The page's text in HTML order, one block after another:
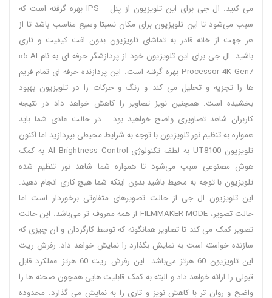
می کنید. ال جی برای این تلویزیون از پنل IPS بهره گرفته است که
سبب می‌شود تا این تلویزیون برای مکان نسبتا وسیع مناسب باشد تا از
هر جهت از خانه قادر به تماشای تلویزیون بدون افت کیفیت و تاری
باشید. ال جی برای این تلویزیون خود از پردازشگر حرفه ای به نام α5 AI
Processor 4K Gen7 بهره گرفته است. این پردازنده حرفه‌ ای تمام فریم‌
ها را تجزیه و تحلیل می کند و رنگ‌ و حرکات را در تلویزیون بهبود
بخشیده است. همچنین نویز تصاویر را کاهش خواهد داد در نتیجه
کاربران شاهد تصاویری واضح خواهید بود. در حالت عادی شما باید
همواره به تنظیم نور تلویزیون با توجه به شرایط محیطی بپردازید اما اکنون
تلویزیون UT8100 به لطف تکنولوژی AI Brightness Control به کمک
هوش مصنوعی سبب می‌شود تا همواره شما شاهد نور تنظیم شده
تلویزیون با توجه به محیط باشید بدون اینکه شما هیچ کاری انجام دهید.
این تلویزیون ال جی از حالت تصویرهای متفاوتی برخوردار است اما
حالت تصویر، FILMMAKER MODE از همه معروف‌ تر می‌باشد. این حالت
تصویر کمک می‌ کند تا تصاویر همانگونه که توسط کارگردان و آن چیزی که
سازنده خواسته است به نمایش بگذارد را نمایش خواهد داد. رفرش ریت
این تلویزیون 60 هرتز می‌باشد. این رفرش ریت 60 هرتز عملکرد قابل
قبولی را ارائه خواهد داد و البته به کمک قابلیت‌ هایی همچون صحنه ها را
واضح و روان تر با کاهش نویز و تاری را به نمایش می گذارد. محدوده